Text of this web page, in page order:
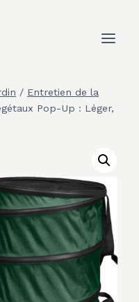
/ Entretien de la
Pop-Up : Léger,